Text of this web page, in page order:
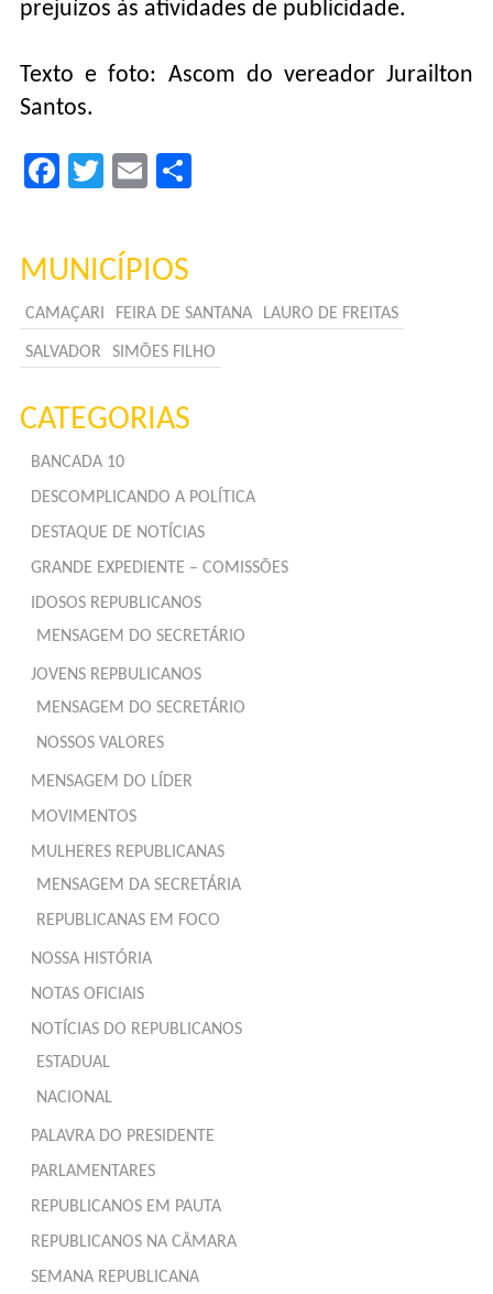
prejuízos às atividades de publicidade.
Texto e foto: Ascom do vereador Jurailton
Santos.
Facebook
TwitterEmail
MUNICÍPIOS
CAMAÇARI FEIRA DE SANTANA LAURO DE FREITAS
SALVADOR SIMÕES FILHO
CATEGORIAS
BANCADA 10
DESCOMPLICANDO A POLÍTICA
DESTAQUE DE NOTÍCIAS
GRANDE EXPEDIENTE – COMISSÕES
IDOSOS REPUBLICANOS
MENSAGEM DO SECRETÁRIO
JOVENS REPBULICANOS
MENSAGEM DO SECRETÁRIO
NOSSOS VALORES
MENSAGEM DO LÍDER
MOVIMENTOS
MULHERES REPUBLICANAS
MENSAGEM DA SECRETÁRIA
REPUBLICANAS EM FOCO
NOSSA HISTÓRIA
NOTAS OFICIAIS
NOTÍCIAS DO REPUBLICANOS
ESTADUAL
NACIONAL
PALAVRA DO PRESIDENTE
PARLAMENTARES
REPUBLICANOS EM PAUTA
REPUBLICANOS NA CÂMARA
SEMANA REPUBLICANA